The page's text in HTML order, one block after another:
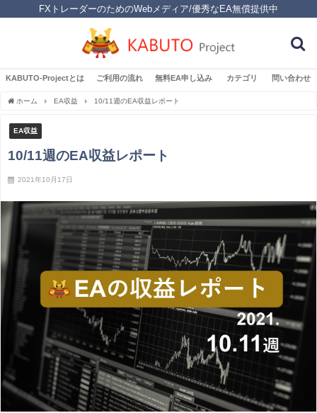
FXトレーダーのためのWebメディア/優秀なEA無償提供中
KABUTO-Projectとは ご利用の流れ 無料EA申し込み カテゴリ 問い合わせ
ホーム EA収益 10/11週のEA収益レポート
EA収益
10/11週のEA収益レポート
2021年10月17日